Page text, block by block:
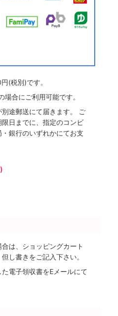
(税別)です。
合にご利用可能です。
途郵送にて届きます。 ご
日までに、指定のコンビ
銀行のいずれかにてお支
は、ショッピングカート
し書きをご記入下さい。
電子領収書をEメールにて